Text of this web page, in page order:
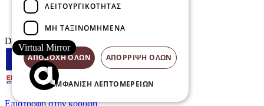
Επικοινωνία
E-Volution Awards
Designed & developed by
Επιστροφή στην κορυφή
Virtual Mirror
ΛΕΙΤΟΥΡΓΙΚΌΤΗΤΑΣ
ΜΗ ΤΑΞΙΝΟΜΗΜΈΝΑ
ΑΠΟΔΟΧΉ ΌΛΩΝ ΑΠΌΡΡΙΨΗ ΌΛΩΝ
ΕΜΦΆΝΙΣΗ ΛΕΠΤΟΜΕΡΕΙΏΝ